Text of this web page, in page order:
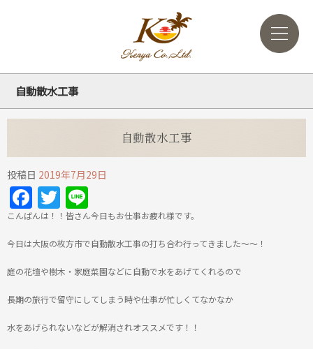
自動散水工事
自動散水工事
投稿日 2019年7月29日
Facebook
Twitter
こんばんは！！皆さん今日もお仕事お疲れ様です。
今日は大阪の枚方市で自動散水工事の打ち合わ行ってきました～～！
庭の花壇や樹木・家庭菜園などに自動で水をあげてくれるので
長期の旅行で留守にしてしまう時や仕事が忙しくてなかなか
水をあげられないなどが解消されオススメです！！